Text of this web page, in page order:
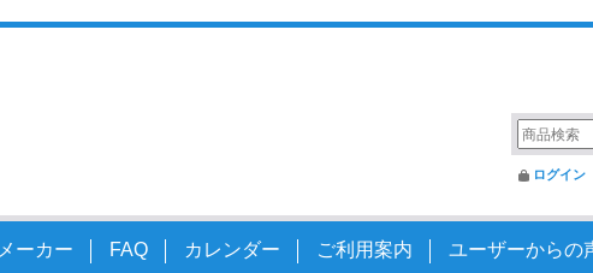
ログイン
メーカー FAQ カレンダー ご利用案内 ユーザーからの